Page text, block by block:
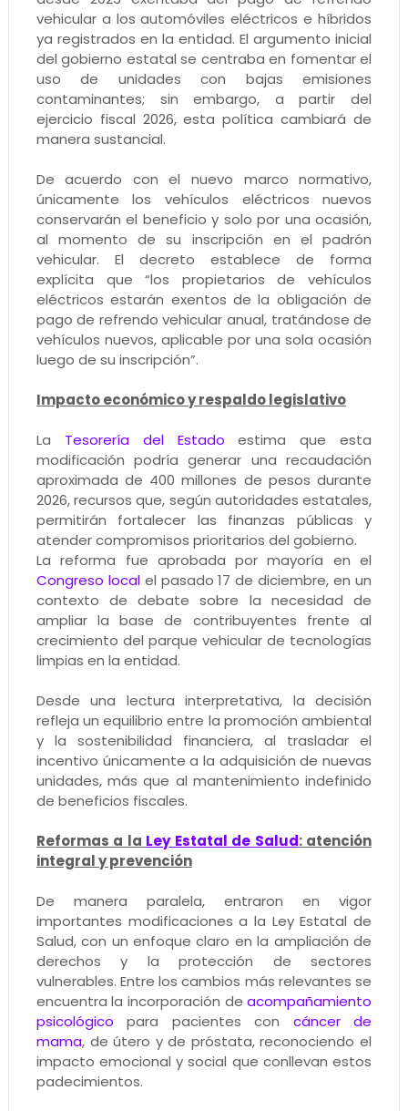
vehicular a los automóviles eléctricos e híbridos
ya registrados en la entidad. El argumento inicial
del gobierno estatal se centraba en fomentar el
uso de unidades con bajas emisiones
contaminantes; sin embargo, a partir del
ejercicio fiscal 2026, esta política cambiará de
manera sustancial.
De acuerdo con el nuevo marco normativo,
únicamente los vehículos eléctricos nuevos
conservarán el beneficio y solo por una ocasión,
al momento de su inscripción en el padrón
vehicular. El decreto establece de forma
explícita que “los propietarios de vehículos
eléctricos estarán exentos de la obligación de
pago de refrendo vehicular anual, tratándose de
vehículos nuevos, aplicable por una sola ocasión
luego de su inscripción”.
Impacto económico y respaldo legislativo
La Tesorería del Estado estima que esta
modificación podría generar una recaudación
aproximada de 400 millones de pesos durante
2026, recursos que, según autoridades estatales,
permitirán fortalecer las finanzas públicas y
atender compromisos prioritarios del gobierno.
La reforma fue aprobada por mayoría en el
Congreso localel pasado 17 de diciembre, en un
contexto de debate sobre la necesidad de
ampliar la base de contribuyentes frente al
crecimiento del parque vehicular de tecnologías
limpias en la entidad.
Desde una lectura interpretativa, la decisión
refleja un equilibrio entre la promoción ambiental
y la sostenibilidad financiera, al trasladar el
incentivo únicamente a la adquisición de nuevas
unidades, más que al mantenimiento indefinido
de beneficios fiscales.
Reformas a la Ley Estatal de Salud: atención
integral y prevención
De manera paralela, entraron en vigor
importantes modificaciones a la Ley Estatal de
Salud, con un enfoque claro en la ampliación de
derechos y la protección de sectores
vulnerables. Entre los cambios más relevantes se
encuentra la incorporación deacompañamiento
psicológico para pacientes con cáncer de
mama, de útero y de próstata, reconociendo el
impacto emocional y social que conllevan estos
padecimientos.